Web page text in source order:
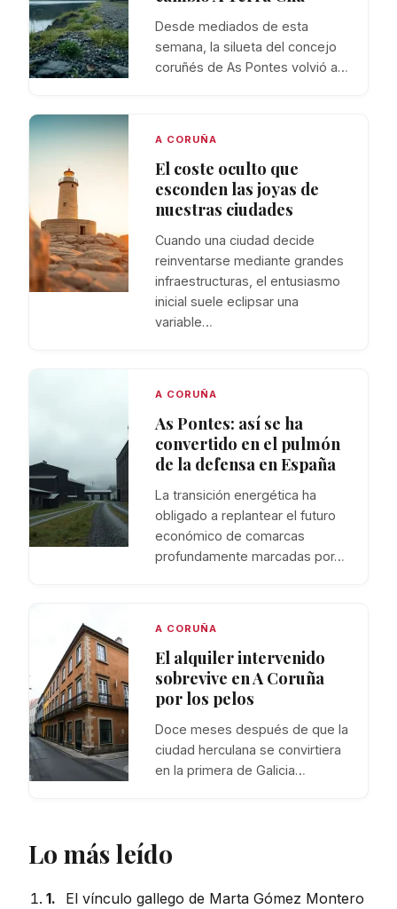
Desde mediados de esta
semana, la silueta del concejo
coruñés de As Pontes volvió a…
A CORUÑA
El coste oculto que
esconden las joyas de
nuestras ciudades
Cuando una ciudad decide
reinventarse mediante grandes
infraestructuras, el entusiasmo
inicial suele eclipsar una
variable…
A CORUÑA
As Pontes: así se ha
convertido en el pulmón
de la defensa en España
La transición energética ha
obligado a replantear el futuro
económico de comarcas
profundamente marcadas por…
A CORUÑA
El alquiler intervenido
sobrevive en A Coruña
por los pelos
Doce meses después de que la
ciudad herculana se convirtiera
en la primera de Galicia…
Lo más leído
1.
El vínculo gallego de Marta Gómez Montero